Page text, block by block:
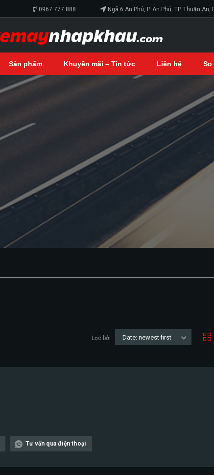
Ngã 6 An Phú, P. An Phú, TP. Thuận An,
0967 777 888
Sản phẩm Khuyến mãi – Tin tức Liên hệ So
Lọc bởi Date: newest first
Tư vấn qua điện thoại